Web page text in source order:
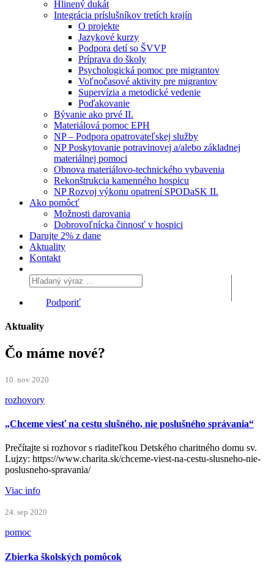
Hlinený dukát
Integrácia príslušníkov tretích krajín
O projekte
Jazykové kurzy
Podpora detí so ŠVVP
Príprava do školy
Psychologická pomoc pre migrantov
Voľnočasové aktivity pre migrantov
Supervízia a metodické vedenie
Poďakovanie
Bývanie ako prvé II.
Materiálová pomoc EPH
NP – Podpora opatrovateľskej služby
NP Poskytovanie potravinovej a/alebo základnej
materiálnej pomoci
Obnova materiálovo-technického vybavenia
Rekonštrukcia kamenného hospicu
NP Rozvoj výkonu opatrení SPODaSK II.
Ako pomôcť
Možnosti darovania
Dobrovoľnícka činnosť v hospici
Darujte 2% z dane
Aktuality
Kontakt
Podporiť
Aktuality
Čo máme nové?
10. nov 2020
rozhovory
„Chceme viesť na cestu slušného, nie poslušného správania“
Prečítajte si rozhovor s riaditeľkou Detského charitného domu sv.
Lujzy: https://www.charita.sk/chceme-viest-na-cestu-slusneho-nie-
poslusneho-spravania/
Viac info
24. sep 2020
pomoc
Zbierka školských pomôcok